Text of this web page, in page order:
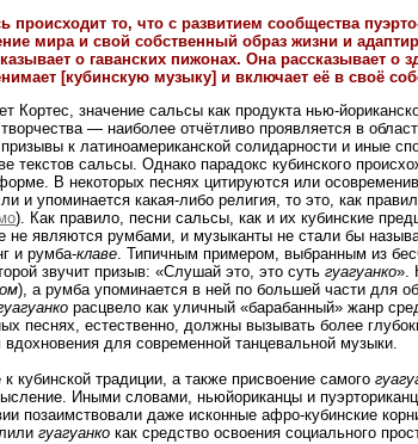
происходит то, что с развитием сообщества
мира и свой собственный образ жизни и
о гаванских пижонах. Она рассказывает
[кубинскую музыку] и включает её в своё
Кортес, значение сальсы как продукта нью-
творчества — наиболее отчётливо проявляется в
к латиноамериканской солидарности и иные
текстов сальсы. Однако парадокс кубинского
В некоторых песнях цитируются или
и упоминается какая-либо религия, то это, как
). Как правило, песни сальсы, как и их кубинские
не являются румбами, и музыканты не стали бы
и румба-клаве. Типичным примером, выбранным из
звучит призыв: «Слушай это, это суть гуагуанко».
), а румба упоминается в ней по большей части для
расцвело как уличный «барабанный» жанр
песнях, естественно, должны вызывать более
вдохновения для современной танцевальной музыки.
кубинской традиции, а также присвоение самого
Иными словами, ньюйориканцы и
позаимствовали даже исконные афро-кубинские
гуагуанко как средство освоения социального